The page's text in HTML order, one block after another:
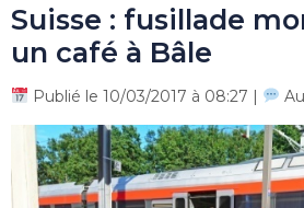
Suisse : fusillade
un café à Bâle
Publié le 10/03/2017 à 08:27 |